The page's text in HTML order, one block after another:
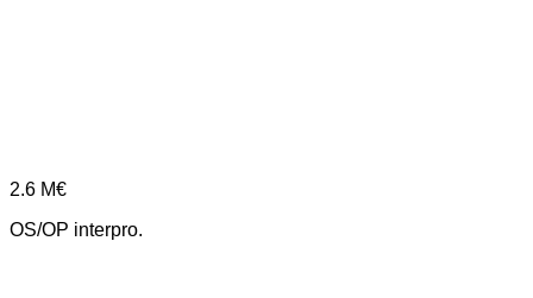
2.6 M€
OS/OP interpro.